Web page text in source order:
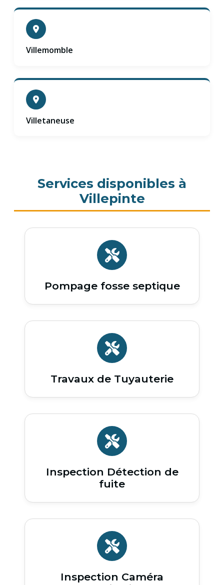
Villemomble
Villetaneuse
Services disponibles à
Villepinte
Pompage fosse septique
Travaux de Tuyauterie
Inspection Détection de
fuite
Inspection Caméra